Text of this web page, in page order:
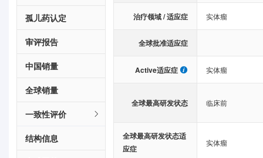
孤儿药认定
审评报告
中国销量
全球销量
一致性评价
结构信息
治疗领域 / 适应症 实体瘤
全球批准适应症
Active适应症 实体瘤
全球最高研发状态 临床前
全球最高研发状态适
应症
实体瘤